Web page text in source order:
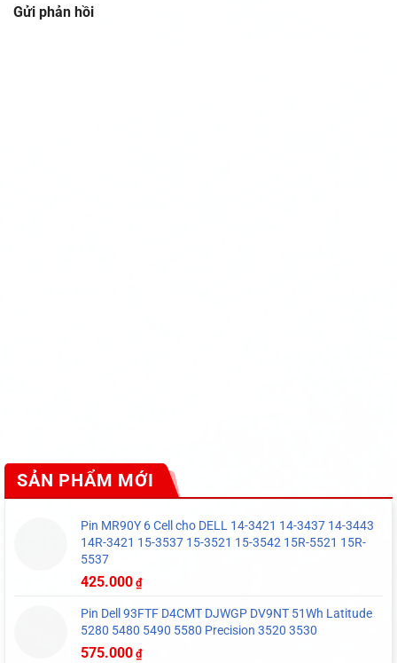
Gửi phản hồi
SẢN PHẨM MỚI
Pin MR90Y 6 Cell cho DELL 14-3421 14-3437 14-3443
14R-3421 15-3537 15-3521 15-3542 15R-5521 15R-
5537
425.000 ₫
Pin Dell 93FTF D4CMT DJWGP DV9NT 51Wh Latitude
5280 5480 5490 5580 Precision 3520 3530
575.000 ₫